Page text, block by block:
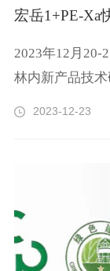
宏岳1+PE-Xa
2023年12月20-
林内新产品技术
2023-12-23